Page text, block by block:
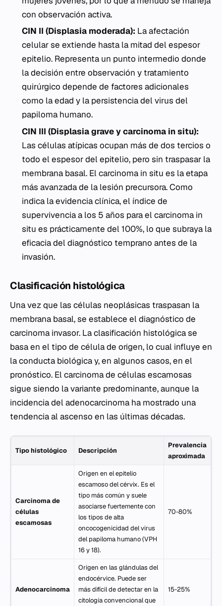
con observación activa.
CIN II (Displasia moderada): La afectación
celular se extiende hasta la mitad del espesor
epitelio. Representa un punto intermedio donde
la decisión entre observación y tratamiento
quirúrgico depende de factores adicionales
como la edad y la persistencia del virus del
papiloma humano.
CIN III (Displasia grave y carcinoma in situ):
Las células atípicas ocupan más de dos tercios o
todo el espesor del epitelio, pero sin traspasar la
membrana basal. El carcinoma in situ es la etapa
más avanzada de la lesión precursora. Como
indica la evidencia clínica, el índice de
supervivencia a los 5 años para el carcinoma in
situ es prácticamente del 100%, lo que subraya la
eficacia del diagnóstico temprano antes de la
invasión.
Clasificación histológica
Una vez que las células neoplásicas traspasan la
membrana basal, se establece el diagnóstico de
carcinoma invasor. La clasificación histológica se
basa en el tipo de célula de origen, lo cual influye en
la conducta biológica y, en algunos casos, en el
pronóstico. El carcinoma de células escamosas
sigue siendo la variante predominante, aunque la
incidencia del adenocarcinoma ha mostrado una
tendencia al ascenso en las últimas décadas.
Tipo histológico Descripción
Prevalencia
aproximada
Carcinoma de
células
escamosas
Origen en el epitelio
escamoso del cérvix. Es el
tipo más común y suele
asociarse fuertemente con
los tipos de alta
oncocogenicidad del virus
del papiloma humano (VPH
16 y 18).
70-80%
Adenocarcinoma
Origen en las glándulas del
endocérvice. Puede ser
más difícil de detectar en la
citología convencional que
15-25%